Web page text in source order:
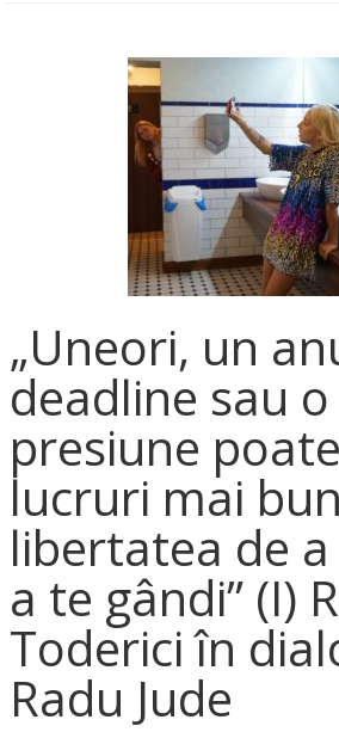
„Uneori, un
deadline sau
presiune
lucruri mai
libertatea de
a te gândi” (I)
Toderici în
Radu Jude